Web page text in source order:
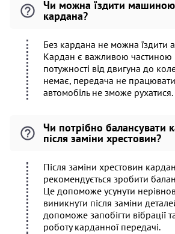
Чи можна їздити
кардана?
Без кардана не можна їздити
Кардан є важливою частиною
потужності від двигуна до
немає, передача не
автомобіль не зможе рухатися.
Чи потрібно балансувати
після заміни хрестовин?
Після заміни хрестовин
рекомендується зробити
Це допоможе усунути
виникнути після заміни
допоможе запобігти вібрації
роботу карданної передачі.